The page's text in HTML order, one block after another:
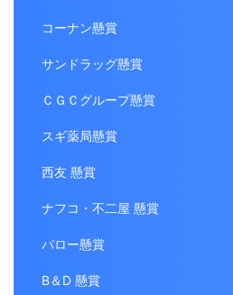
コーナン懸賞
サンドラッグ懸賞
ＣＧＣグループ懸賞
スギ薬局懸賞
西友 懸賞
ナフコ・不二屋 懸賞
バロー懸賞
B＆D 懸賞